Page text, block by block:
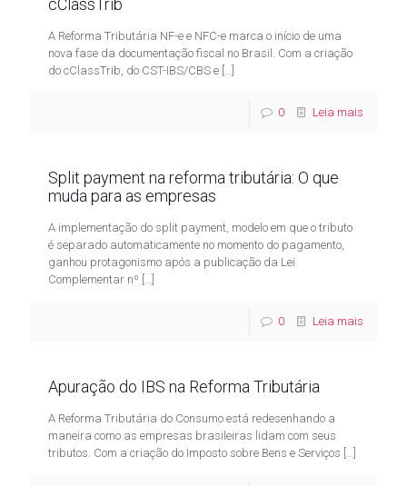
cClassTrib
A Reforma Tributária NF-e e NFC-e marca o início de uma
nova fase da documentação fiscal no Brasil. Com a criação
do cClassTrib, do CST-IBS/CBS e […]
0 Leia mais
Split payment na reforma tributária: O que
muda para as empresas
A implementação do split payment, modelo em que o tributo
é separado automaticamente no momento do pagamento,
ganhou protagonismo após a publicação da Lei
Complementar nº […]
0 Leia mais
Apuração do IBS na Reforma Tributária
A Reforma Tributária do Consumo está redesenhando a
maneira como as empresas brasileiras lidam com seus
tributos. Com a criação do Imposto sobre Bens e Serviços […]